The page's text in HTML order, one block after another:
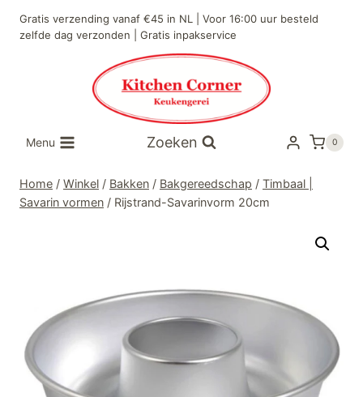
naar
Gratis verzending vanaf €45 in NL | Voor 16:00 uur besteld
zelfde dag verzonden | Gratis inpakservice
Menu Zoeken 0
Home / Winkel / Bakken / Bakgereedschap / Timbaal |
Savarin vormen / Rijstrand-Savarinvorm 20cm